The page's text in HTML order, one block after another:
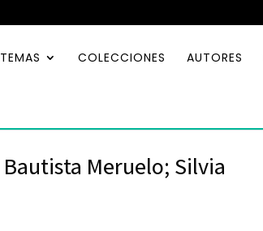
TEMAS COLECCIONES AUTORES
Bautista Meruelo; Silvia